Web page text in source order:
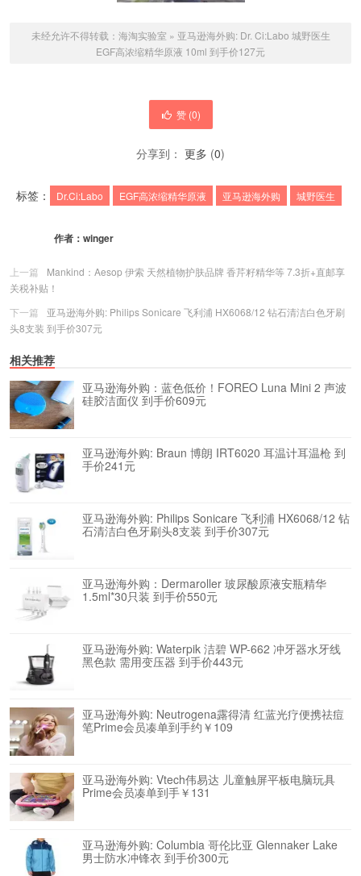
未经允许不得转载： 海淘实验室 » 亚马逊海外购: Dr. Ci:Labo 城野医生
EGF高浓缩精华原液 10ml 到手价127元
赞 (0)
分享到： 更多 (0)
标签： Dr.Ci:Labo EGF高浓缩精华原液 亚马逊海外购 城野医生
作者： winger
上一篇
Mankind：Aesop 伊索 天然植物护肤品牌 香芹籽精华等 7.3折+直邮享
关税补贴！
下一篇
亚马逊海外购: Philips Sonicare 飞利浦 HX6068/12 钻石清洁白色牙刷
头8支装 到手价307元
相关推荐
亚马逊海外购：蓝色低价！FOREO Luna Mini 2 声波
硅胶洁面仪 到手价609元
亚马逊海外购: Braun 博朗 IRT6020 耳温计耳温枪 到
手价241元
亚马逊海外购: Philips Sonicare 飞利浦 HX6068/12 钻
石清洁白色牙刷头8支装 到手价307元
亚马逊海外购：Dermaroller 玻尿酸原液安瓶精华
1.5ml*30只装 到手价550元
亚马逊海外购: Waterpik 洁碧 WP-662 冲牙器水牙线
黑色款 需用变压器 到手价443元
亚马逊海外购: Neutrogena露得清 红蓝光疗便携祛痘
笔Prime会员凑单到手约￥109
亚马逊海外购: Vtech伟易达 儿童触屏平板电脑玩具
Prime会员凑单到手￥131
亚马逊海外购: Columbia 哥伦比亚 Glennaker Lake
男士防水冲锋衣 到手价300元